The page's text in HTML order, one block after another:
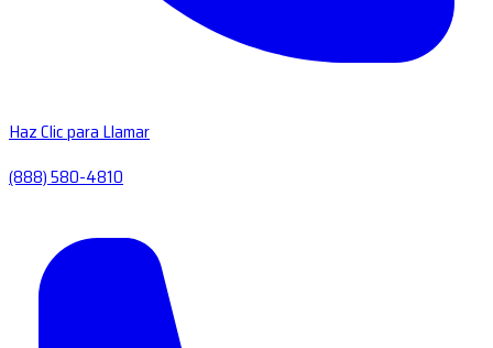
Haz Clic para Llamar
(888) 580-4810